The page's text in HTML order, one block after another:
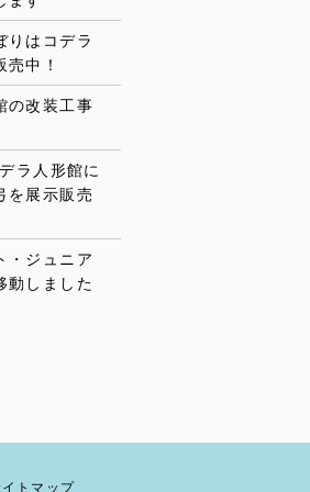
りはコデラ
売中！
の改装工事
ラ人形館に
を展示販売
・ジュニア
動しました
イトマップ